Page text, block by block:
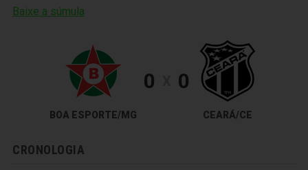
Baixe a súmula
BOA ESPORTE/MG
0 0
CEARÁ/CE
CRONOLOGIA